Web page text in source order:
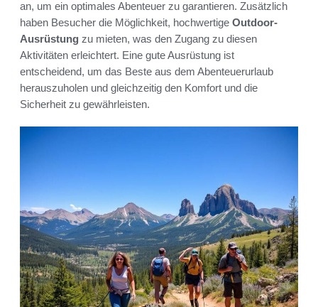
an, um ein optimales Abenteuer zu garantieren. Zusätzlich
haben Besucher die Möglichkeit, hochwertige Outdoor-
Ausrüstung zu mieten, was den Zugang zu diesen
Aktivitäten erleichtert. Eine gute Ausrüstung ist
entscheidend, um das Beste aus dem Abenteuerurlaub
herauszuholen und gleichzeitig den Komfort und die
Sicherheit zu gewährleisten.